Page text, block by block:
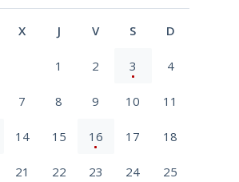
X J V S D
1 2 3 4
7 8 9 10 11
14 15 16 17 18
21 22 23 24 25